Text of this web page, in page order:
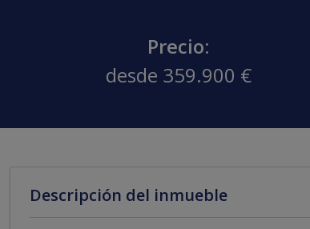
Precio:
desde 359.900 €
Descripción del inmueble